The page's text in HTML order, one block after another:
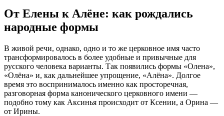
От Елены к Алёне: как рождались
народные формы
В живой речи, однако, одно и то же церковное имя часто
трансформировалось в более удобные и привычные для
русского человека варианты. Так появились формы «Олена»,
«Олёна» и, как дальнейшее упрощение, «Алёна». Долгое
время это воспринималось именно как просторечная,
разговорная форма канонического церковного имени —
подобно тому как Аксинья происходит от Ксении, а Орина —
от Ирины.